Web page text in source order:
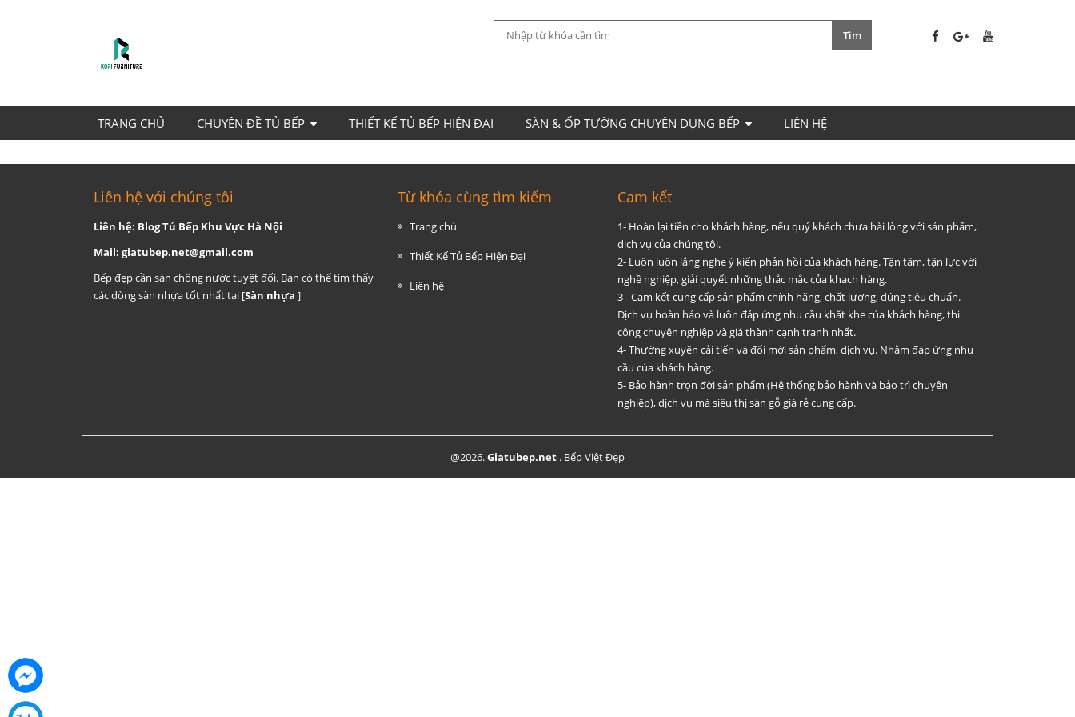
TRANG CHỦ CHUYÊN ĐỀ TỦ BẾP THIẾT KẾ TỦ BẾP HIỆN ĐẠI SÀN & ỐP TƯỜNG CHUYÊN DỤNG BẾP LIÊN HỆ
Liên hệ với chúng tôi
Liên hệ: Blog Tủ Bếp Khu Vực Hà Nội
Mail: giatubep.net@gmail.com
Bếp đẹp cần sàn chống nước tuyệt đối. Bạn có thể tìm thấy
các dòng sàn nhựa tốt nhất tại [Sàn nhựa ]
Từ khóa cùng tìm kiếm
Trang chủ
Thiết Kế Tủ Bếp Hiện Đại
Liên hệ
Cam kết
1- Hoàn lại tiền cho khách hàng, nếu quý khách chưa hài lòng với sản phẩm,
dịch vụ của chúng tôi.
2- Luôn luôn lắng nghe ý kiến phản hồi của khách hàng. Tận tâm, tận lực với
nghề nghiệp, giải quyết những thắc mắc của khach hàng.
3 - Cam kết cung cấp sản phẩm chính hãng, chất lượng, đúng tiêu chuẩn.
Dịch vụ hoàn hảo và luôn đáp ứng nhu cầu khắt khe của khách hàng, thi
công chuyên nghiệp và giá thành cạnh tranh nhất.
4- Thường xuyên cải tiến và đổi mới sản phẩm, dịch vụ. Nhằm đáp ứng nhu
cầu của khách hàng.
5- Bảo hành trọn đời sản phẩm (Hệ thống bảo hành và bảo trì chuyên
nghiệp), dịch vụ mà siêu thị sàn gỗ giá rẻ cung cấp.
@2026.Giatubep.net . Bếp Việt Đẹp